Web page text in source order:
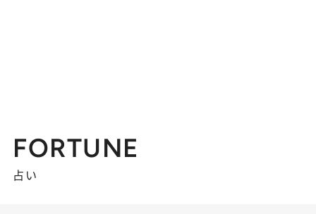
FORTUNE
占い